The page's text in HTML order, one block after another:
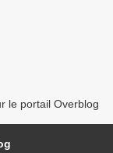
le portail Overblog